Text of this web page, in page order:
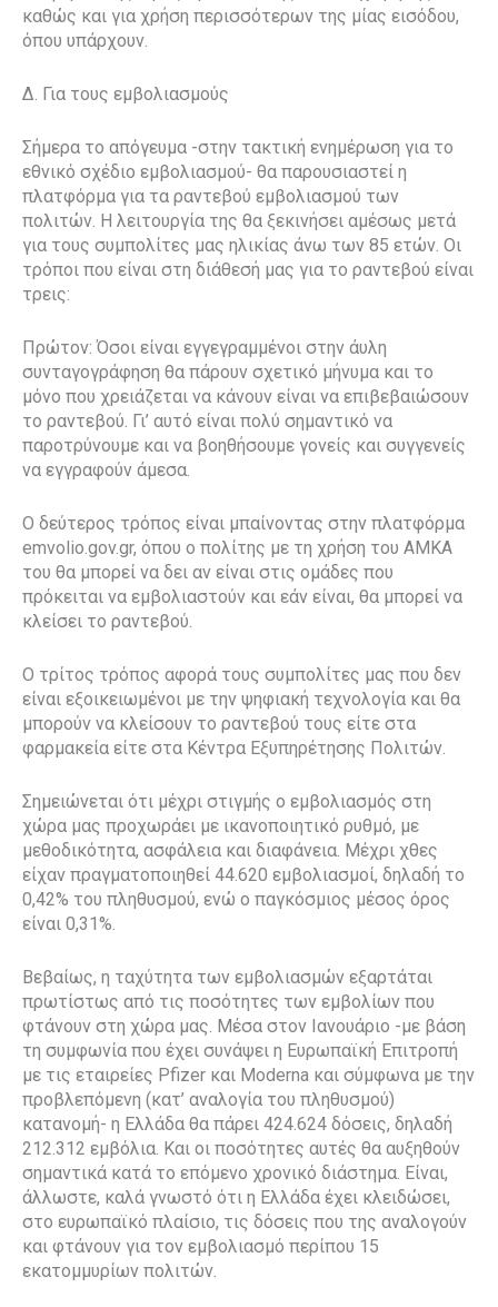
καθώς και για χρήση περισσότερων της μίας εισόδου,
όπου υπάρχουν.
Δ. Για τους εμβολιασμούς
Σήμερα το απόγευμα -στην τακτική ενημέρωση για το
εθνικό σχέδιο εμβολιασμού- θα παρουσιαστεί η
πλατφόρμα για τα ραντεβού εμβολιασμού των
πολιτών. Η λειτουργία της θα ξεκινήσει αμέσως μετά
για τους συμπολίτες μας ηλικίας άνω των 85 ετών. Οι
τρόποι που είναι στη διάθεσή μας για το ραντεβού είναι
τρεις:
Πρώτον: Όσοι είναι εγγεγραμμένοι στην άυλη
συνταγογράφηση θα πάρουν σχετικό μήνυμα και το
μόνο που χρειάζεται να κάνουν είναι να επιβεβαιώσουν
το ραντεβού. Γι’ αυτό είναι πολύ σημαντικό να
παροτρύνουμε και να βοηθήσουμε γονείς και συγγενείς
να εγγραφούν άμεσα.
Ο δεύτερος τρόπος είναι μπαίνοντας στην πλατφόρμα
emvolio.gov.gr, όπου ο πολίτης με τη χρήση του ΑΜΚΑ
του θα μπορεί να δει αν είναι στις ομάδες που
πρόκειται να εμβολιαστούν και εάν είναι, θα μπορεί να
κλείσει το ραντεβού.
Ο τρίτος τρόπος αφορά τους συμπολίτες μας που δεν
είναι εξοικειωμένοι με την ψηφιακή τεχνολογία και θα
μπορούν να κλείσουν το ραντεβού τους είτε στα
φαρμακεία είτε στα Κέντρα Εξυπηρέτησης Πολιτών.
Σημειώνεται ότι μέχρι στιγμής ο εμβολιασμός στη
χώρα μας προχωράει με ικανοποιητικό ρυθμό, με
μεθοδικότητα, ασφάλεια και διαφάνεια. Μέχρι χθες
είχαν πραγματοποιηθεί 44.620 εμβολιασμοί, δηλαδή το
0,42% του πληθυσμού, ενώ ο παγκόσμιος μέσος όρος
είναι 0,31%.
Βεβαίως, η ταχύτητα των εμβολιασμών εξαρτάται
πρωτίστως από τις ποσότητες των εμβολίων που
φτάνουν στη χώρα μας. Μέσα στον Ιανουάριο -με βάση
τη συμφωνία που έχει συνάψει η Ευρωπαϊκή Επιτροπή
με τις εταιρείες Pfizer και Moderna και σύμφωνα με την
προβλεπόμενη (κατ’ αναλογία του πληθυσμού)
κατανομή- η Ελλάδα θα πάρει 424.624 δόσεις, δηλαδή
212.312 εμβόλια. Και οι ποσότητες αυτές θα αυξηθούν
σημαντικά κατά το επόμενο χρονικό διάστημα. Είναι,
άλλωστε, καλά γνωστό ότι η Ελλάδα έχει κλειδώσει,
στο ευρωπαϊκό πλαίσιο, τις δόσεις που της αναλογούν
και φτάνουν για τον εμβολιασμό περίπου 15
εκατομμυρίων πολιτών.